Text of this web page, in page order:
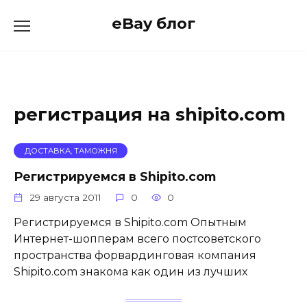
eBay блог
регистрация на shipito.com
ДОСТАВКА, ТАМОЖНЯ
Регистрируемся в Shipito.com
29 августа 2011 0 0
Регистрируемся в Shipito.com Опытным
Интернет-шопперам всего постсоветского
пространства форвардинговая компания
Shipito.com знакома как один из лучших